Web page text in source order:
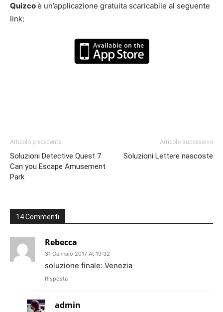
Quizcoè un’applicazione gratuita scaricabile al seguente
link:
Articolo precedente
Soluzioni Detective Quest 7
Can you Escape Amusement
Park
Articolo successivo
Soluzioni Lettere nascoste
14 Commenti
Rebecca
31 Gennaio 2017 At 19:32
soluzione finale: Venezia
Risposta
admin